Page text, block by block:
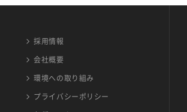
採用情報
会社概要
環境への取り組み
プライバシーポリシー